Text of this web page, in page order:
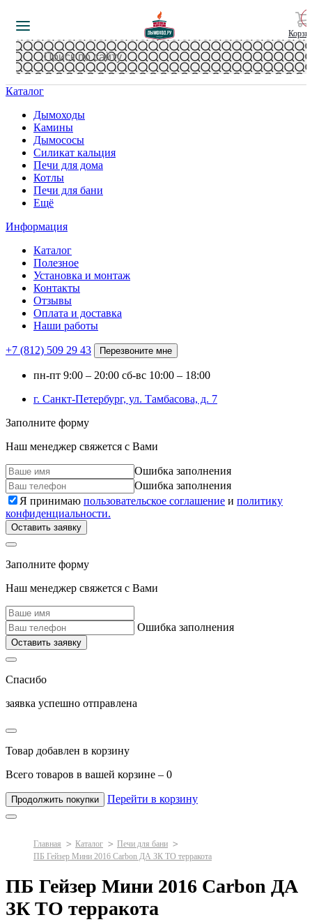
Каталог
Дымоходы
Камины
Дымососы
Силикат кальция
Печи для дома
Котлы
Печи для бани
Ещё
Информация
Каталог
Полезное
Установка и монтаж
Контакты
Отзывы
Оплата и доставка
Наши работы
+7 (812) 509 29 43 Перезвоните мне
пн-пт 9:00 – 20:00 сб-вс 10:00 – 18:00
г. Санкт-Петербург, ул. Тамбасова, д. 7
Заполните форму
Наш менеджер свяжется с Вами
Ошибка заполнения
Ошибка заполнения
Я принимаю пользовательское соглашение и политику
конфиденциальности.
Оставить заявку
Заполните форму
Наш менеджер свяжется с Вами
Ошибка заполнения
Оставить заявку
Спасибо
заявка успешно отправлена
Товар добавлен в корзину
Всего товаров в вашей корзине – 0
Продолжить покупки Перейти в корзину
Главная Каталог
Печи для бани
ПБ Гейзер Мини 2016 Carbon ДА ЗК ТО терракота
ПБ Гейзер Мини 2016 Carbon ДА
ЗК ТО терракота